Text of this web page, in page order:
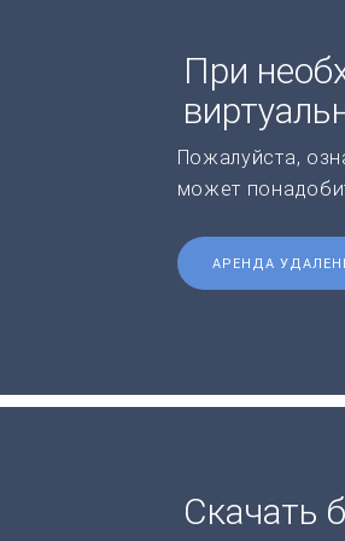
При
Пожалуйста,
может
АРЕНДА
Скачать